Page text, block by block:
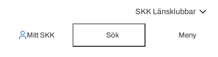
SKK Länsklubbar
Mitt SKK Sök Meny